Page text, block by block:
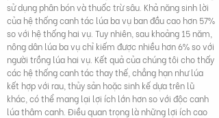
sử dụng phân bón và thuốc trừ sâu. Khả năng sinh lời
của hệ thống canh tác lúa ba vụ ban đầu cao hơn 57%
so với hệ thống hai vụ. Tuy nhiên, sau khoảng 15 năm,
nông dân lúa ba vụ chỉ kiếm được nhiều hơn 6% so với
người trồng lúa hai vụ. Kết quả của chúng tôi cho thấy
các hệ thống canh tác thay thế, chẳng hạn như lúa
kết hợp với rau, thủy sản hoặc sinh kế dựa trên lũ
khác, có thể mang lại lợi ích lớn hơn so với độc canh
lúa thâm canh. Điều quan trọng là những lợi ích cao